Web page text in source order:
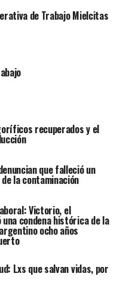
de Trabajo Mielcitas
recuperados y el
que falleció un
la contaminación
Victorio, el
condena histórica de la
ocho años
Lxs que salvan vidas, por